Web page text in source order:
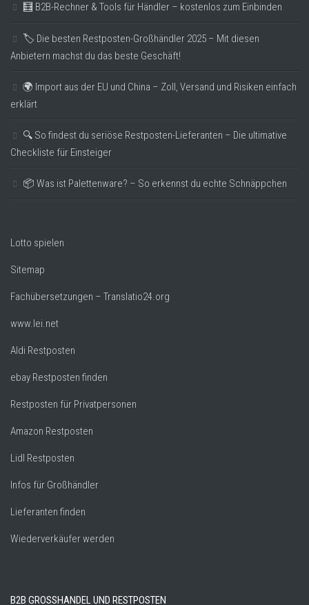
🧮 B2B-Rechner & Tools für Händler – kostenlos zum Einbinden
🏷️ Die besten Restposten-Großhändler 2025 – Mit diesen
Anbietern machst du das beste Geschäft!
🌍 Import aus der EU und China – Zoll, Versand und Risiken einfach
erklärt
🔍 So findest du seriöse Restposten-Lieferanten – Die ultimative
Checkliste für Einsteiger
📦 Was ist Palettenware? – So erkennst du echte Schnäppchen
Lotto spielen
Sitemap
Fachübersetzungen – Translatio24.org
www.lei.net
Aldi Restposten
ebay Restposten finden
Restposten für Privatpersonen
Amazon Restposten
Lidl Restposten
Infos für Großhändler
Lieferanten finden
Wiederverkäufer werden
B2B GROSSHANDEL UND RESTPOSTEN